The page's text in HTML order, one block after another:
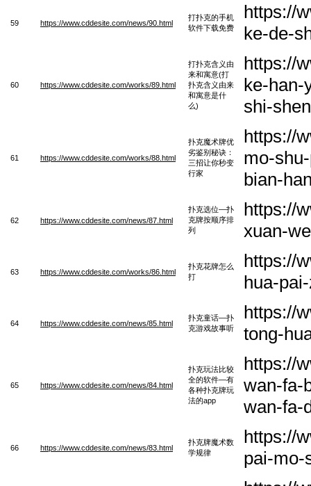
59 https://www.cddesite.com/news/90.html
打扑克的手机
软件下载免费
https://
ke-de-
60 https://www.cddesite.com/works/89.html
打扑克含义由
来和寓意(打
扑克含义由来
和寓意是什
么)
https://
ke-han-
shi-
61 https://www.cddesite.com/works/88.html
扑克魔术牌优
劣鉴别秘诀：
三招让你秒变
行家
https://
mo-
bian-
62 https://www.cddesite.com/news/87.html
扑克选位—扑
克牌按顺序排
列
https://
xuan-
63 https://www.cddesite.com/works/86.html
扑克花牌怎么
打
https://
hua-
64 https://www.cddesite.com/news/85.html
扑克童话—扑
克游戏故事听
https://
tong-
65 https://www.cddesite.com/news/84.html
扑克玩法比较
全的软件—有
各种扑克牌玩
法的app
https://
wan-fa-
wan-fa-
66 https://www.cddesite.com/news/83.html
扑克牌魔术数
学规律
https://
pai-mo-